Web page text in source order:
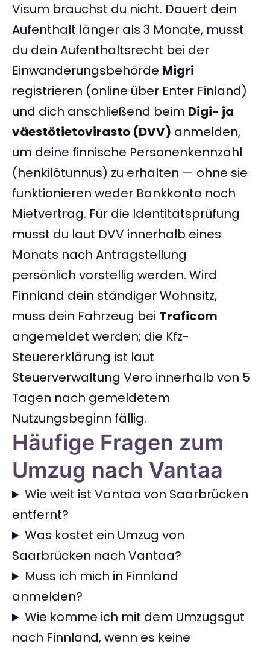
Visum brauchst du nicht. Dauert dein
Aufenthalt länger als 3 Monate, musst
du dein Aufenthaltsrecht bei der
Einwanderungsbehörde Migri
registrieren (online über Enter Finland)
und dich anschließend beim Digi- ja
väestötietovirasto (DVV) anmelden,
um deine finnische Personenkennzahl
(henkilötunnus) zu erhalten — ohne sie
funktionieren weder Bankkonto noch
Mietvertrag. Für die Identitätsprüfung
musst du laut DVV innerhalb eines
Monats nach Antragstellung
persönlich vorstellig werden. Wird
Finnland dein ständiger Wohnsitz,
muss dein Fahrzeug bei Traficom
angemeldet werden; die Kfz-
Steuererklärung ist laut
Steuerverwaltung Vero innerhalb von 5
Tagen nach gemeldetem
Nutzungsbeginn fällig.
Häufige Fragen zum
Umzug nach Vantaa
Wie weit ist Vantaa von Saarbrücken
entfernt?
Was kostet ein Umzug von
Saarbrücken nach Vantaa?
Muss ich mich in Finnland
anmelden?
Wie komme ich mit dem Umzugsgut
nach Finnland, wenn es keine